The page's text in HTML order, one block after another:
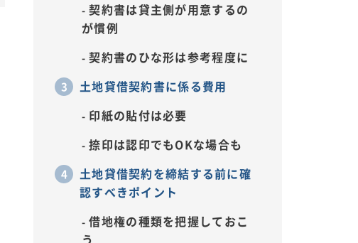
契約書は貸主側が用意するの
が慣例
契約書のひな形は参考程度に
土地貸借契約書に係る費用
印紙の貼付は必要
捺印は認印でもOKな場合も
土地貸借契約を締結する前に確
認すべきポイント
借地権の種類を把握しておこ
う